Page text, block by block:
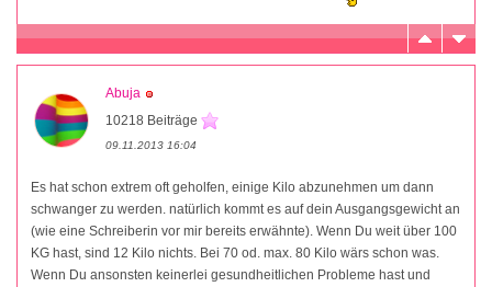
Abuja
10218 Beiträge
09.11.2013 16:04
Es hat schon extrem oft geholfen, einige Kilo abzunehmen um dann
schwanger zu werden. natürlich kommt es auf dein Ausgangsgewicht an
(wie eine Schreiberin vor mir bereits erwähnte). Wenn Du weit über 100
KG hast, sind 12 Kilo nichts. Bei 70 od. max. 80 Kilo wärs schon was.
Wenn Du ansonsten keinerlei gesundheitlichen Probleme hast und